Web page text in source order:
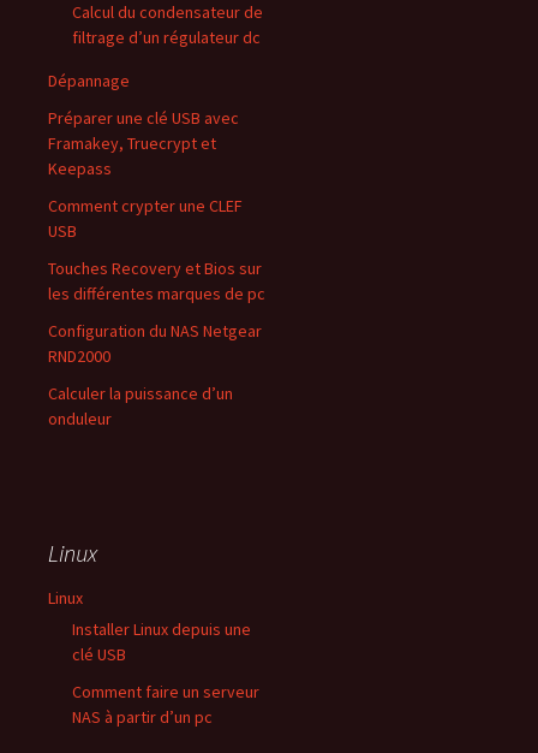
Calcul du condensateur de
filtrage d’un régulateur dc
Dépannage
Préparer une clé USB avec
Framakey, Truecrypt et
Keepass
Comment crypter une CLEF
USB
Touches Recovery et Bios sur
les différentes marques de pc
Configuration du NAS Netgear
RND2000
Calculer la puissance d’un
onduleur
Linux
Linux
Installer Linux depuis une
clé USB
Comment faire un serveur
NAS à partir d’un pc